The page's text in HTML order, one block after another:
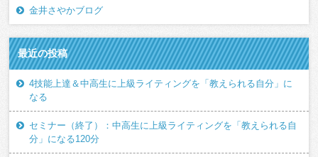
金井さやかブログ
最近の投稿
4技能上達＆中高生に上級ライティングを「教えられる自分」に
なる
セミナー（終了）：中高生に上級ライティングを「教えられる自
分」になる120分